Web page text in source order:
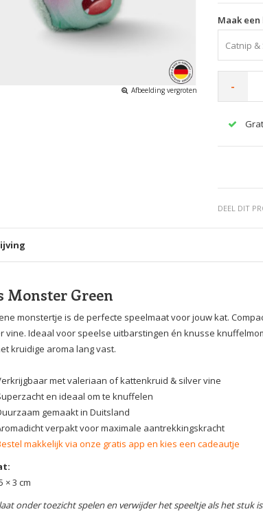
Afbeelding vergroten
Maak een
Catnip &
-
DEEL DIT
Monster Green
monstertje is de perfecte speelmaat voor jouw kat.
vine. Ideaal voor speelse uitbarstingen én knusse
kruidige aroma lang vast.
met valeriaan of kattenkruid & silver vine
en ideaal om te knuffelen
gemaakt in Duitsland
verpakt voor maximale aantrekkingskracht
makkelijk via onze gratis app en kies een cadeautje
× 3 cm
onder toezicht spelen en verwijder het speeltje als het stuk